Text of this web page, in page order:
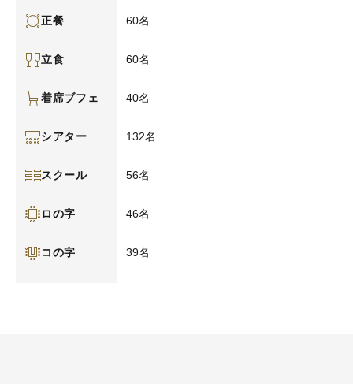
正餐 60名
立食 60名
着席ブフェ 40名
シアター 132名
スクール 56名
ロの字 46名
コの字 39名